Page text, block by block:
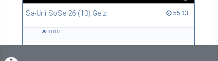
Sa-Uni SoSe 26 (13) Gelz 55:13
55:13 duration
1010